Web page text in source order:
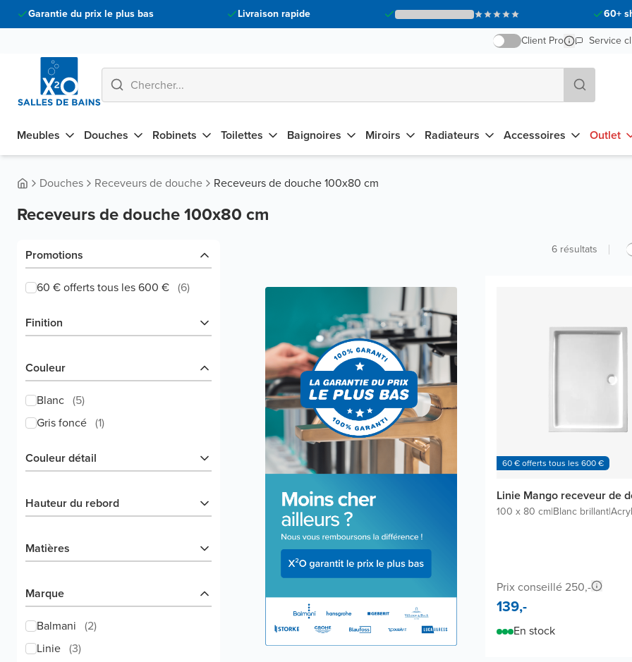
Garantie du prix le plus bas Livraison rapide
60+
Client Pro
Service
Meubles Douches Robinets Toilettes Baignoires Miroirs Radiateurs Accessoires Outlet
Douches Receveurs de douche Receveurs de douche 100x80 cm
Receveurs de douche 100x80 cm
Promotions
60 € offerts tous les 600 € (6)
Finition
Couleur
Blanc (5)
Gris foncé (1)
Couleur détail
Hauteur du rebord
Matières
Marque
Balmani (2)
Linie (3)
6 résultats
60 € offerts tous les 600 €
Linie Mango receveur de
100 x 80 cm|Blanc brillant|
Prix conseillé 250,-
139,-
En stock